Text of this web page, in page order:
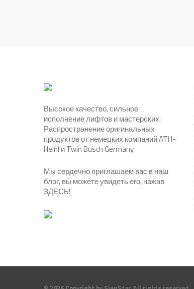
Высокое качество, сильное
исполнение лифтов и мастерских.
Распространение оригинальных
продуктов от немецких компаний ATH-
Heinl и Twin Busch Germany
Мы сердечно приглашаем вас в наш
блог, вы можете увидеть его, нажав
ЗДЕСЬ!